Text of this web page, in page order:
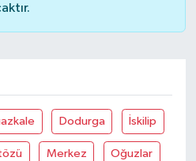
Dodurga İskilip
Merkez Oğuzlar